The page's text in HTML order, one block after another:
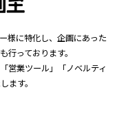
様に特化し、企画にあった
行っております。
営業ツール」「ノベルティ
ます。